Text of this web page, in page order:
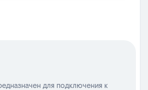
для подключения к